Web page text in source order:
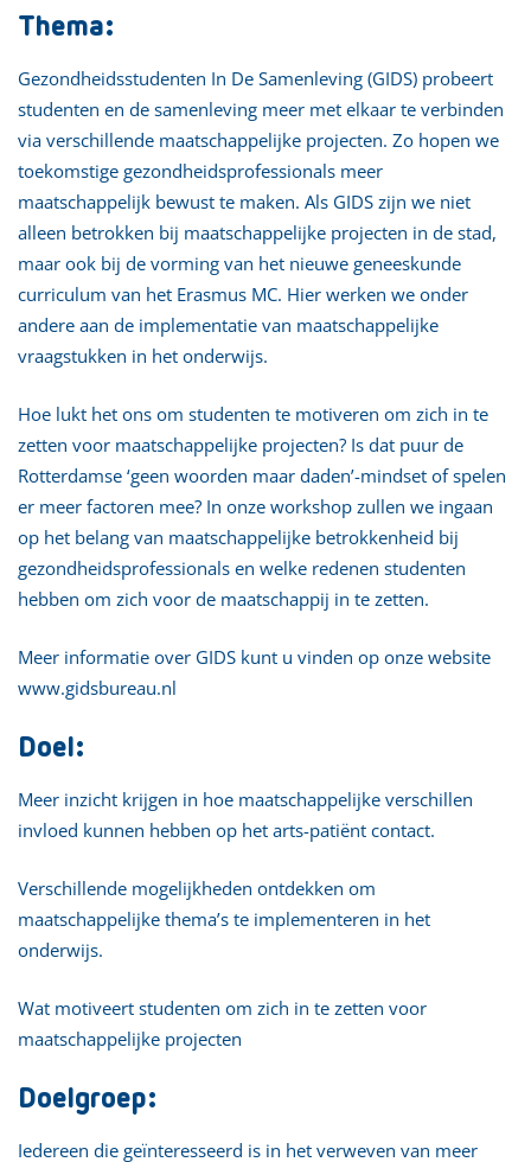
Thema:
Gezondheidsstudenten In De Samenleving (GIDS) probeert
studenten en de samenleving meer met elkaar te verbinden
via verschillende maatschappelijke projecten. Zo hopen we
toekomstige gezondheidsprofessionals meer
maatschappelijk bewust te maken. Als GIDS zijn we niet
alleen betrokken bij maatschappelijke projecten in de stad,
maar ook bij de vorming van het nieuwe geneeskunde
curriculum van het Erasmus MC. Hier werken we onder
andere aan de implementatie van maatschappelijke
vraagstukken in het onderwijs.
Hoe lukt het ons om studenten te motiveren om zich in te
zetten voor maatschappelijke projecten? Is dat puur de
Rotterdamse ‘geen woorden maar daden’-mindset of spelen
er meer factoren mee? In onze workshop zullen we ingaan
op het belang van maatschappelijke betrokkenheid bij
gezondheidsprofessionals en welke redenen studenten
hebben om zich voor de maatschappij in te zetten.
Meer informatie over GIDS kunt u vinden op onze website
www.gidsbureau.nl
Doel:
Meer inzicht krijgen in hoe maatschappelijke verschillen
invloed kunnen hebben op het arts-patiënt contact.
Verschillende mogelijkheden ontdekken om
maatschappelijke thema’s te implementeren in het
onderwijs.
Wat motiveert studenten om zich in te zetten voor
maatschappelijke projecten
Doelgroep:
Iedereen die geïnteresseerd is in het verweven van meer